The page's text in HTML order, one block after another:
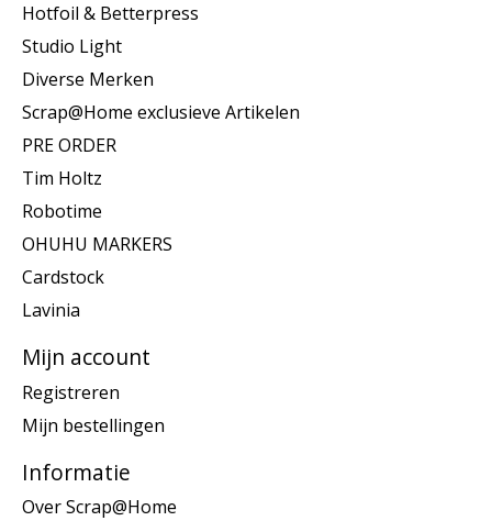
Hotfoil & Betterpress
Studio Light
Diverse Merken
Scrap@Home exclusieve Artikelen
PRE ORDER
Tim Holtz
Robotime
OHUHU MARKERS
Cardstock
Lavinia
Mijn account
Registreren
Mijn bestellingen
Informatie
Over Scrap@Home